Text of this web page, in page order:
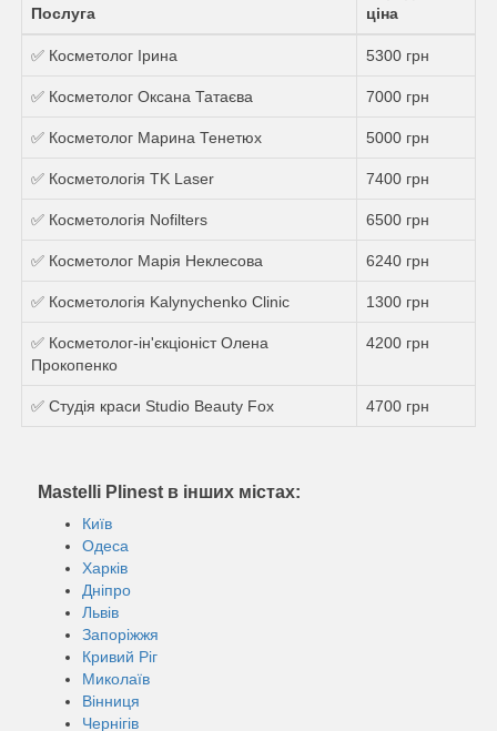
Послуга
ціна
✅ Косметолог Ірина 5300 грн
✅ Косметолог Оксана Татаєва 7000 грн
✅ Косметолог Марина Тенетюх 5000 грн
✅ Косметологія TK Laser 7400 грн
✅ Косметологія Nofilters 6500 грн
✅ Косметолог Марія Неклесова 6240 грн
✅ Косметологія Kalynychenko Clinic 1300 грн
✅ Косметолог-ін'єкціоніст Олена
Прокопенко
4200 грн
✅ Студія краси Studio Beauty Fox 4700 грн
Mastelli Plinest в інших містах:
Київ
Одеса
Харків
Дніпро
Львів
Запоріжжя
Кривий Ріг
Миколаїв
Вінниця
Чернігів